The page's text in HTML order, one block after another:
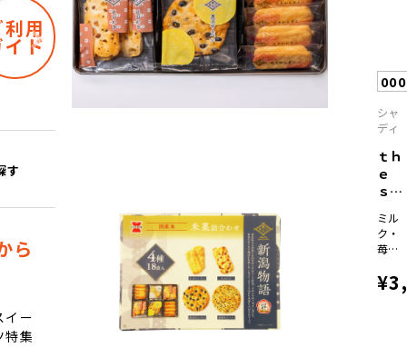
用
ド
す
ら
イー
特集
シャ
ディ
ｔｈ
ｅ
ｓｗ
ｔ...
ミル
ク・
苺・
×各
16